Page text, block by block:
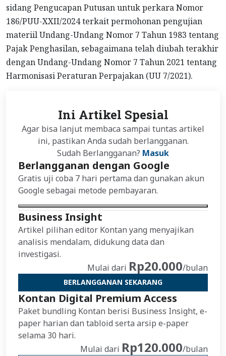
sidang Pengucapan Putusan untuk perkara Nomor
186/PUU-XXII/2024 terkait permohonan pengujian
materiil Undang-Undang Nomor 7 Tahun 1983 tentang
Pajak Penghasilan, sebagaimana telah diubah terakhir
dengan Undang-Undang Nomor 7 Tahun 2021 tentang
Harmonisasi Peraturan Perpajakan (UU 7/2021).
Ini Artikel Spesial
Agar bisa lanjut membaca sampai tuntas artikel
ini, pastikan Anda sudah berlangganan.
Sudah Berlangganan? Masuk
Berlangganan dengan Google
Gratis uji coba 7 hari pertama dan gunakan akun
Google sebagai metode pembayaran.
Business Insight
Artikel pilihan editor Kontan yang menyajikan
analisis mendalam, didukung data dan
investigasi.
Mulai dari Rp20.000/bulan
BERLANGGANAN SEKARANG
Kontan Digital Premium Access
Paket bundling Kontan berisi Business Insight, e-
paper harian dan tabloid serta arsip e-paper
selama 30 hari.
Mulai dari Rp120.000/bulan